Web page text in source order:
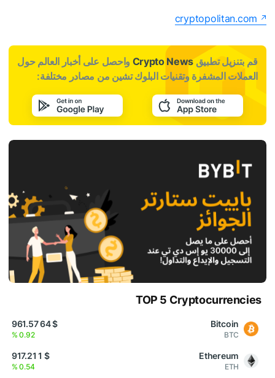
cryptopolitan.com
قم بتنزيل تطبيقCrypto News واحصل على أخبار العالم حول
العملات المشفرة وتقنيات البلوك تشين من مصادر مختلفة:
TOP 5 Cryptocurrencies
Bitcoin
BTC
$ 64 961.57
0.92 %
Ethereum
ETH
$ 1 917.21
0.54 %